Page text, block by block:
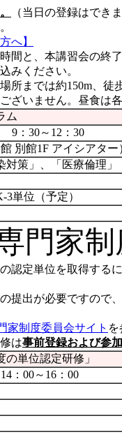
（当日の登録はでき
へ】
間と、本講習会の終
みください。
所までは約150m、徒
ざいません。昼食は
ム
9：30～12：30
別館1F アイシアター
対策」、「医療倫理」
単位（予定）
門家
認定単位を取得する
提出が必要ですので
家制度委員会サイト
は事前登録および参
単位認定研修」
：00～16：00